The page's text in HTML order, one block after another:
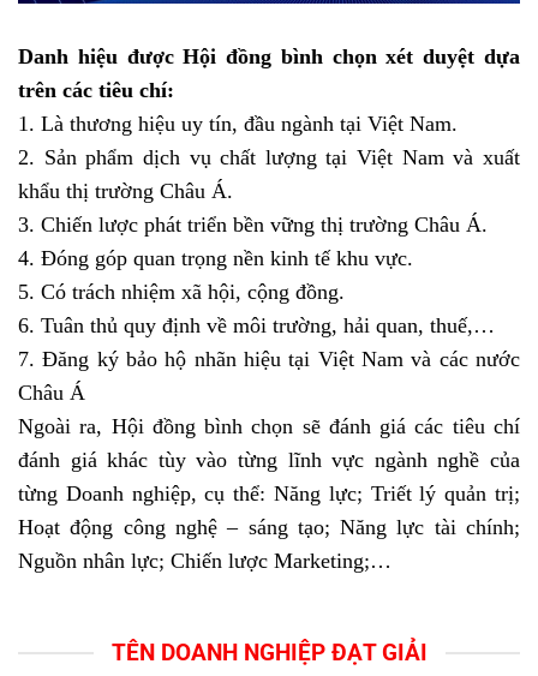
Danh hiệu được Hội đồng bình chọn xét duyệt dựa
trên các tiêu chí:
1. Là thương hiệu uy tín, đầu ngành tại Việt Nam.
2. Sản phẩm dịch vụ chất lượng tại Việt Nam và xuất
khẩu thị trường Châu Á.
3. Chiến lược phát triển bền vững thị trường Châu Á.
4. Đóng góp quan trọng nền kinh tế khu vực.
5. Có trách nhiệm xã hội, cộng đồng.
6. Tuân thủ quy định về môi trường, hải quan, thuế,…
7. Đăng ký bảo hộ nhãn hiệu tại Việt Nam và các nước
Châu Á
Ngoài ra, Hội đồng bình chọn sẽ đánh giá các tiêu chí
đánh giá khác tùy vào từng lĩnh vực ngành nghề của
từng Doanh nghiệp, cụ thể: Năng lực; Triết lý quản trị;
Hoạt động công nghệ – sáng tạo; Năng lực tài chính;
Nguồn nhân lực; Chiến lược Marketing;…
TÊN DOANH NGHIỆP ĐẠT GIẢI